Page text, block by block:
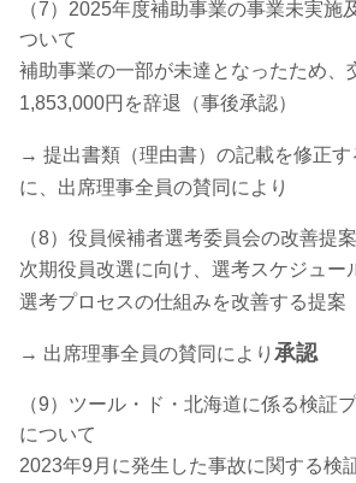
（7）2025年度補助事業の事業未実施
ついて
補助事業の一部が未達となったため、
1,853,000円を辞退（事後承認）
→ 提出書類（理由書）の記載を修正す
に、出席理事全員の賛同により
（8）役員候補者選考委員会の改善提
次期役員改選に向け、選考スケジュー
選考プロセスの仕組みを改善する提案
→ 出席理事全員の賛同により 承認
（9）ツール・ド・北海道に係る検証
について
2023年9月に発生した事故に関する検